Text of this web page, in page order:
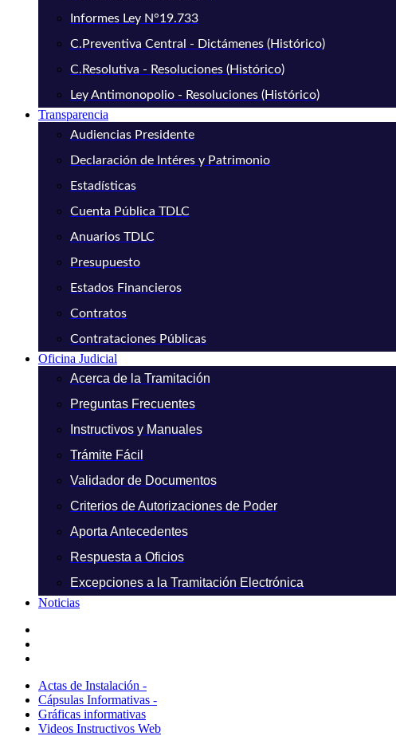
Informes Ley N°19.733
C.Preventiva Central - Dictámenes (Histórico)
C.Resolutiva - Resoluciones (Histórico)
Ley Antimonopolio - Resoluciones (Histórico)
Transparencia
Audiencias Presidente
Declaración de Intéres y Patrimonio
Estadísticas
Cuenta Pública TDLC
Anuarios TDLC
Presupuesto
Estados Financieros
Contratos
Contrataciones Públicas
Oficina Judicial
Acerca de la Tramitación
Preguntas Frecuentes
Instructivos y Manuales
Trámite Fácil
Validador de Documentos
Criterios de Autorizaciones de Poder
Aporta Antecedentes
Respuesta a Oficios
Excepciones a la Tramitación Electrónica
Noticias
Actas de Instalación -
Cápsulas Informativas -
Gráficas informativas
Videos Instructivos Web